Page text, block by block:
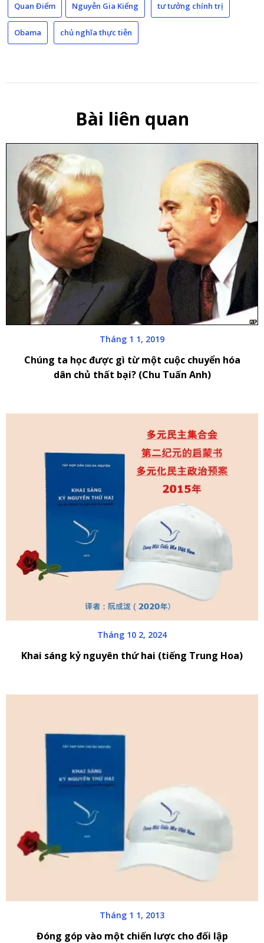
Quan Điểm Nguyễn Gia Kiểng tư tưởng chính trị
Obama chủ nghĩa thực tiễn
Bài liên quan
Tháng 1 1, 2019
Chúng ta học được gì từ một cuộc chuyển hóa
dân chủ thất bại? (Chu Tuấn Anh)
Tháng 10 2, 2024
Khai sáng kỷ nguyên thứ hai (tiếng Trung Hoa)
Tháng 1 1, 2013
Đóng góp vào một chiến lược cho đối lập